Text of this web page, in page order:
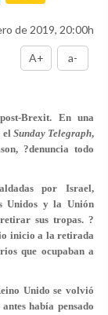
de 2019, 20:00h
A+ a-
Brexit. En una
el Sunday Telegraph,
?denuncia todo
por Israel,
Unidos y la Unión
sus tropas. ?
inicio a la retirada
que ocupaban a
Unido se volvió
había pensado